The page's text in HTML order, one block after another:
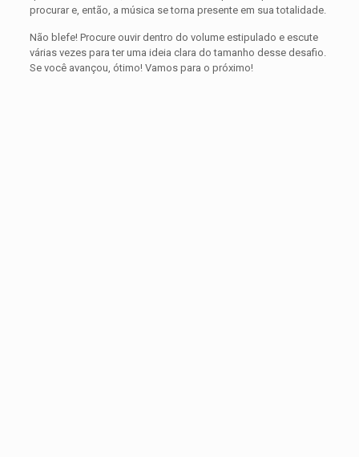
procurar e, então, a música se torna presente em sua totalidade.
Não blefe! Procure ouvir dentro do volume estipulado e escute
várias vezes para ter uma ideia clara do tamanho desse desafio.
Se você avançou, ótimo! Vamos para o próximo!